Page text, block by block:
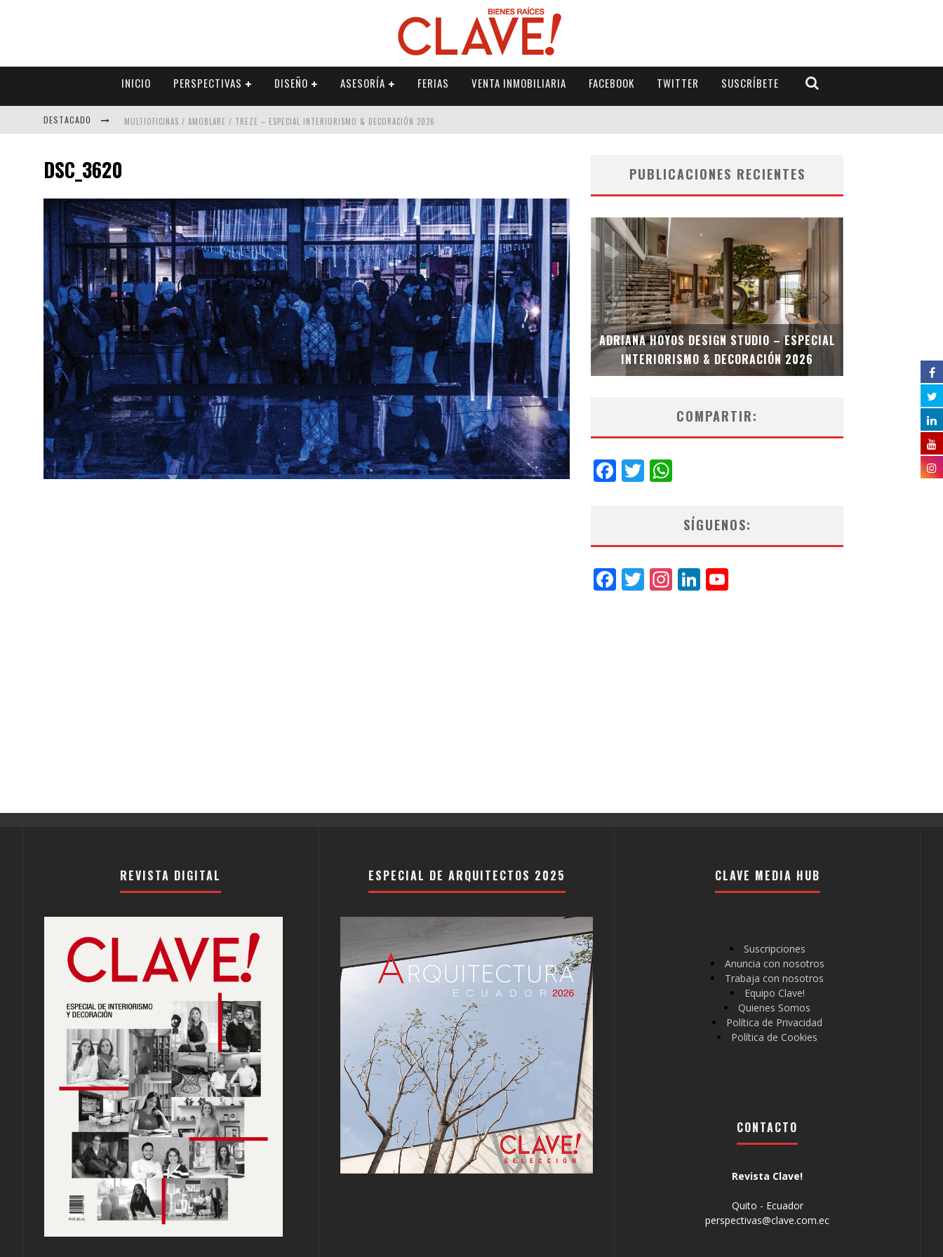
INICIO PERSPECTIVAS DISEÑO ASESORÍA FERIAS VENTA INMOBILIARIA FACEBOOK TWITTER SUSCRÍBETE
DESTACADO MULTIOFICINAS / AMOBLARE / TREZE – ESPECIAL INTERIORISMO & DECORACIÓN 2026
ADRIANA HOYOS DESIGN STUDIO – ESPECIAL INTERIORISMO & DECORACIÓN 2026
DSC_3620 PUBLICACIONES RECIENTES
MUBB DESIGN STUDIO – ESPECIAL
INTERIORISMO & DECORACIÓN 2026
ADRIANA HOYOS DESIGN STUDIO – ESPECIAL
INTERIORISMO & DECORACIÓN 2026
COMPARTIR:
Facebook
Twitter
SÍGUENOS:
Facebook
Twitter
Instagram
LinkedIn
REVISTA DIGITAL ESPECIAL DE ARQUITECTOS 2025 CLAVE MEDIA HUB
Suscripciones
Anuncia con nosotros
Trabaja con nosotros
Equipo Clave!
Quienes Somos
Política de Privacidad
Política de Cookies
CONTACTO
Revista Clave!
Quito - Ecuador
perspectivas@clave.com.ec